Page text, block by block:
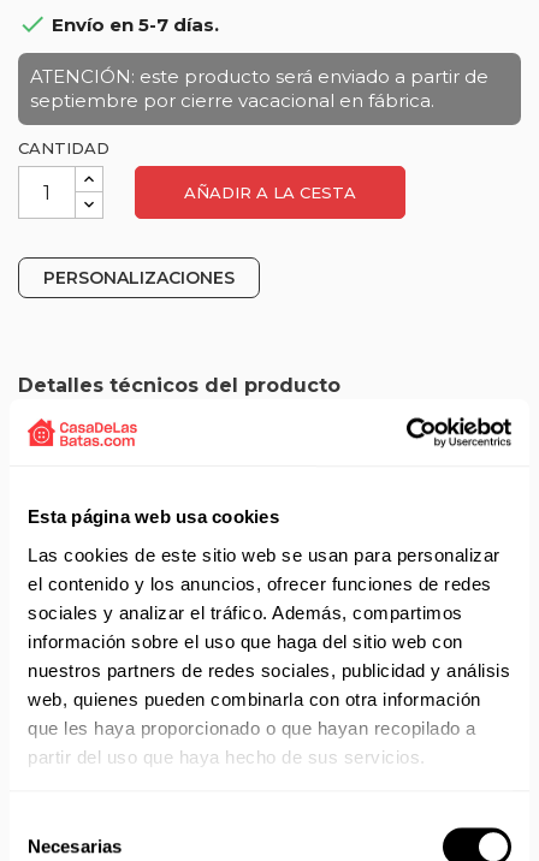
Esta página web usa cookies
Las cookies de este sitio web se usan para personalizar
el contenido y los anuncios, ofrecer funciones de redes
sociales y analizar el tráfico. Además, compartimos
información sobre el uso que haga del sitio web con
nuestros partners de redes sociales, publicidad y análisis
web, quienes pueden combinarla con otra información
que les haya proporcionado o que hayan recopilado a
partir del uso que haya hecho de sus servicios.
Necesarias
 Envío en 5-7 días.
ATENCIÓN: este producto será enviado a partir de
septiembre por cierre vacacional en fábrica.
CANTIDAD
AÑADIR A LA CESTA
PERSONALIZACIONES
Detalles técnicos del producto
Capa lisa de color negro para peluquería y barbería.
Tejido Marroquine.
Cierre cuello con corchetes
Solicita presupuesto:
Envío gratis a partir de 75 €+IVA (90 € IVA incl.)
Canarias, Baleares, Ceuta y Melilla.